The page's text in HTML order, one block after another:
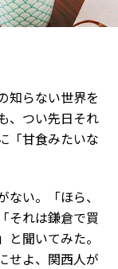
知らない世界を
、つい先日それ
「甘食みたいな
い。「ほら、
それは鎌倉で買
聞いてみた。
せよ、関西人が